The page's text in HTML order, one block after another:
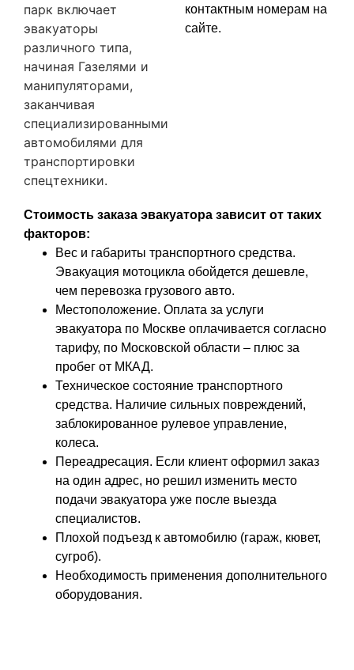
парк включает
эвакуаторы
различного типа,
начиная Газелями и
манипуляторами,
заканчивая
специализированными
автомобилями для
транспортировки
спецтехники.
контактным номерам на
сайте.
Стоимость заказа эвакуатора зависит от таких
факторов:
Вес и габариты транспортного средства.
Эвакуация мотоцикла обойдется дешевле,
чем перевозка грузового авто.
Местоположение. Оплата за услуги
эвакуатора по Москве оплачивается согласно
тарифу, по Московской области – плюс за
пробег от МКАД.
Техническое состояние транспортного
средства. Наличие сильных повреждений,
заблокированное рулевое управление,
колеса.
Переадресация. Если клиент оформил заказ
на один адрес, но решил изменить место
подачи эвакуатора уже после выезда
специалистов.
Плохой подъезд к автомобилю (гараж, кювет,
сугроб).
Необходимость применения дополнительного
оборудования.